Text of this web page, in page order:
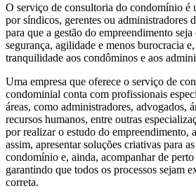
O serviço de consultoria do condomínio é
por síndicos, gerentes ou administradores
para que a gestão do empreendimento
segurança, agilidade e menos burocracia
tranquilidade aos condôminos e aos
Uma empresa que oferece o serviço de
condominial conta com profissionais
áreas, como administradores, advogados,
recursos humanos, entre outras
por realizar o estudo do empreendimento,
assim, apresentar soluções criativas para
condomínio e, ainda, acompanhar de
garantindo que todos os processos sejam
correta.